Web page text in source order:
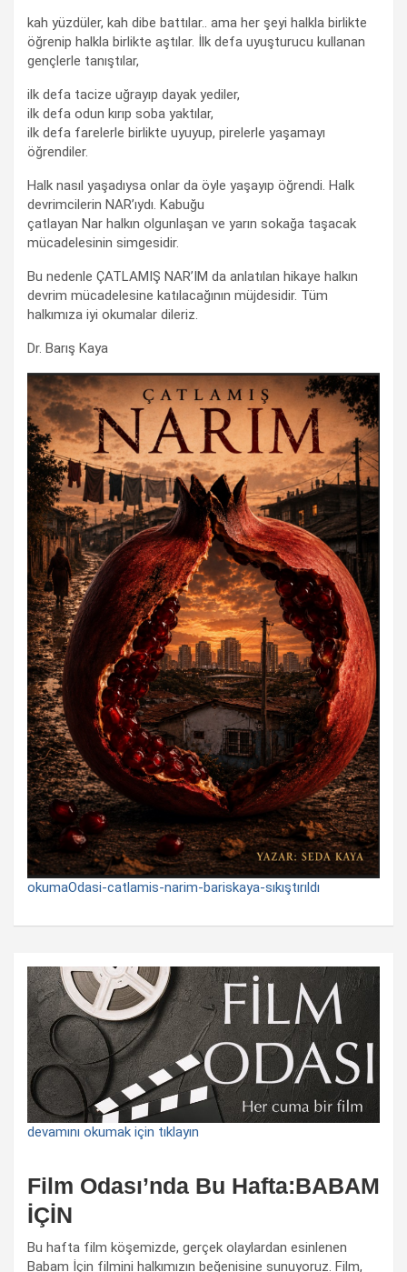
kah yüzdüler, kah dibe battılar.. ama her şeyi halkla birlikte
öğrenip halkla birlikte aştılar. İlk defa uyuşturucu kullanan
gençlerle tanıştılar,
ilk defa tacize uğrayıp dayak yediler,
ilk defa odun kırıp soba yaktılar,
ilk defa farelerle birlikte uyuyup, pirelerle yaşamayı
öğrendiler.
Halk nasıl yaşadıysa onlar da öyle yaşayıp öğrendi. Halk
devrimcilerin NAR’ıydı. Kabuğu
çatlayan Nar halkın olgunlaşan ve yarın sokağa taşacak
mücadelesinin simgesidir.
Bu nedenle ÇATLAMIŞ NAR’IM da anlatılan hikaye halkın
devrim mücadelesine katılacağının müjdesidir. Tüm
halkımıza iyi okumalar dileriz.
Dr. Barış Kaya
okumaOdasi-catlamis-narim-bariskaya-sıkıştırıldı
devamını okumak için tıklayın
Film Odası’nda Bu Hafta:BABAM
İÇİN
Bu hafta film köşemizde, gerçek olaylardan esinlenen
Babam İçin filmini halkımızın beğenisine sunuyoruz. Film,